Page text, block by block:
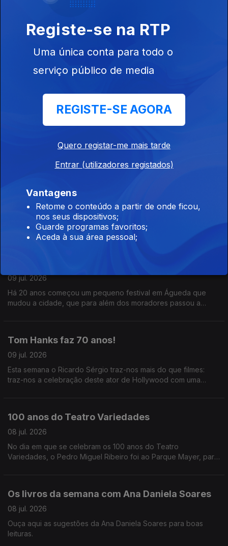
O Festival Festeja começa nesta sexta-feira
13 jul. 2026
A 1ª edição do Festeja está mesmo à porta e o Nuno Sardinha,
subdiretor da RTP África, veio ao Anfiteatro apresentar o
Vila do Conde
No centenário do nascimento do escritor vila-condense, José
José guia-nos numa visita à biblioteca e aos projetos, como a
Com o apoio da Fundação Calouste Gulbenkian, este projeto
parte de uma reflexão sobre o arquivo visual do colonialismo
português, classificado como património “sensível”.
09 jul. 2026
Há 20 anos começou um pequeno festival em Águeda que
mudou a cidade, que para além dos moradores passou a
Tom Hanks faz 70 anos!
09 jul. 2026
Esta semana o Ricardo Sérgio traz-nos mais do que filmes:
traz-nos a celebração deste ator de Hollywood com uma
100 anos do Teatro Variedades
08 jul. 2026
No dia em que se celebram os 100 anos do Teatro
Variedades, o Pedro Miguel Ribeiro foi ao Parque Mayer, para
Os livros da semana com Ana Daniela Soares
08 jul. 2026
Ouça aqui as sugestões da Ana Daniela Soares para boas
leituras.
Registe-se na RTP
Uma única conta para todo o
serviço público de media
REGISTE-SE AGORA
Quero registar-me mais tarde
Entrar (utilizadores registados)
Vantagens
Retome o conteúdo a partir de onde ficou,
nos seus dispositivos;
Guarde programas favoritos;
Aceda à sua área pessoal;